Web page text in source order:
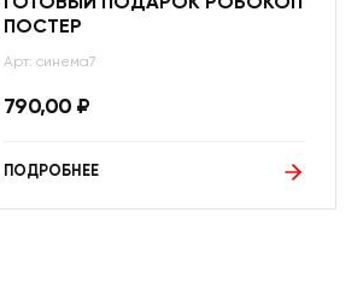
ПОСТЕР
Арт: синема7
790,00 ₽
ПОДРОБНЕЕ